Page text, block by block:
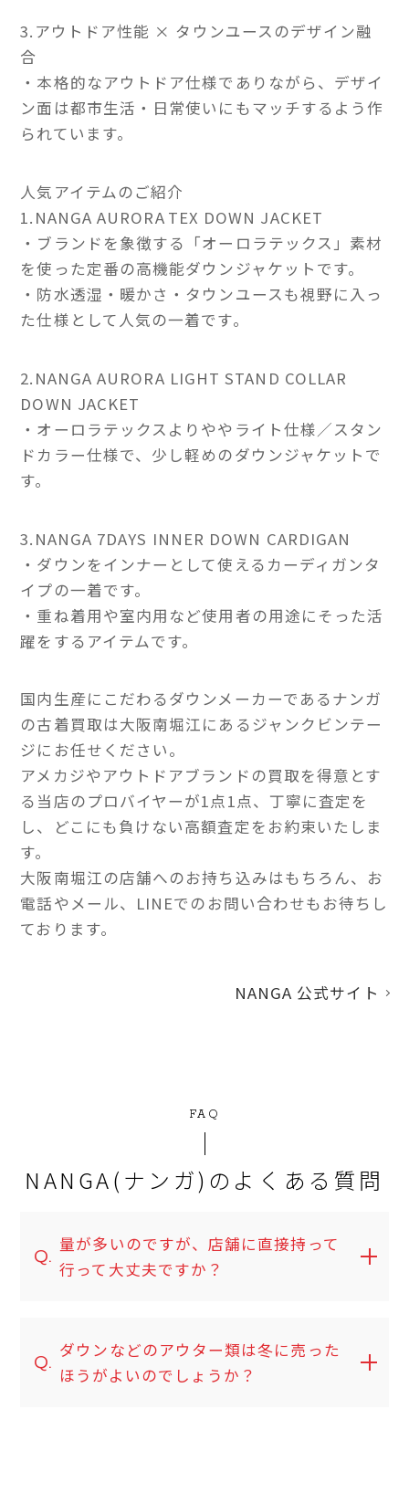
3.アウトドア性能 × タウンユースのデザイン融
合
・本格的なアウトドア仕様でありながら、デザイ
ン面は都市生活・日常使いにもマッチするよう作
られています。
人気アイテムのご紹介
1.NANGA AURORA TEX DOWN JACKET
・ブランドを象徴する「オーロラテックス」素材
を使った定番の高機能ダウンジャケットです。
・防水透湿・暖かさ・タウンユースも視野に入っ
た仕様として人気の一着です。
2.NANGA AURORA LIGHT STAND COLLAR
DOWN JACKET
・オーロラテックスよりややライト仕様／スタン
ドカラー仕様で、少し軽めのダウンジャケットで
す。
3.NANGA 7DAYS INNER DOWN CARDIGAN
・ダウンをインナーとして使えるカーディガンタ
イプの一着です。
・重ね着用や室内用など使用者の用途にそった活
躍をするアイテムです。
国内生産にこだわるダウンメーカーであるナンガ
の古着買取は大阪南堀江にあるジャンクビンテー
ジにお任せください。
アメカジやアウトドアブランドの買取を得意とす
る当店のプロバイヤーが1点1点、丁寧に査定を
し、どこにも負けない高額査定をお約束いたしま
す。
大阪南堀江の店舗へのお持ち込みはもちろん、お
電話やメール、LINEでのお問い合わせもお待ちし
ております。
NANGA 公式サイト
FAQ
NANGA(ナンガ)のよくある質問
Q.
量が多いのですが、店舗に直接持って
行って大丈夫ですか？
Q.
ダウンなどのアウター類は冬に売った
ほうがよいのでしょうか？